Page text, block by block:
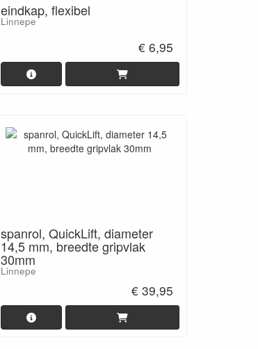
eindkap, flexibel
Linnepe
€ 6,95
spanrol, QuickLift, diameter
14,5 mm, breedte gripvlak
30mm
Linnepe
€ 39,95